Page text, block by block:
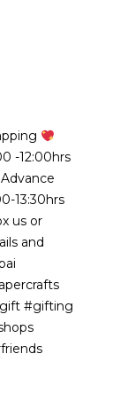
-12:00hrs
13:30hrs
us or
and
#gifting